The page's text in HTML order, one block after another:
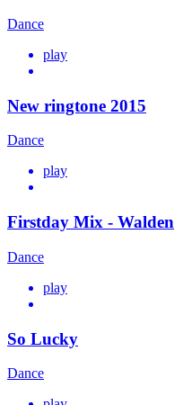
Dance
play
New ringtone 2015
Dance
play
Firstday Mix - Walden
Dance
play
So Lucky
Dance